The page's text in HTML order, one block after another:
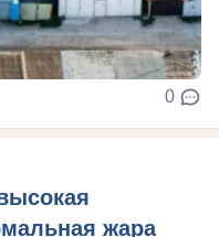
0
жара